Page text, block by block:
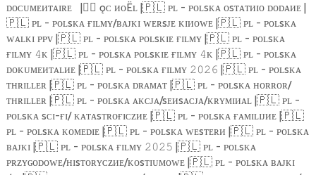
ᴅᴏᴄᴜᴍᴇᴎᴛᴀɪʀᴇ
|🏴‍☠️ ǫᴄ ᴎᴏËʟ |🇵🇱ᴘʟ - ᴘᴏʟsᴋᴀ ᴏsᴛᴀᴛᴎɪᴏ ᴅᴏᴅᴀᴎᴇ |
🇵🇱ᴘʟ - ᴘᴏʟsᴋᴀ ғɪʟᴍʏ/ʙᴀᴊᴋɪ ᴡᴇʀsᴊᴇ ᴋɪᴎᴏᴡᴇ |🇵🇱ᴘʟ - ᴘᴏʟsᴋᴀ
ᴡᴀʟᴋɪ ᴘᴘᴠ |🇵🇱ᴘʟ - ᴘᴏʟsᴋᴀ ᴘᴏʟsᴋɪᴇ ғɪʟᴍʏ |🇵🇱ᴘʟ - ᴘᴏʟsᴋᴀ
ғɪʟᴍʏ 𝟺ᴋ |🇵🇱ᴘʟ - ᴘᴏʟsᴋᴀ ᴘᴏʟsᴋɪᴇ ғɪʟᴍʏ 𝟺ᴋ |🇵🇱ᴘʟ - ᴘᴏʟsᴋᴀ
ᴅᴏᴋᴜᴍᴇᴎᴛᴀʟᴎᴇ |🇵🇱ᴘʟ - ᴘᴏʟsᴋᴀ ғɪʟᴍʏ 𝟸𝟶𝟸𝟼 |🇵🇱ᴘʟ - ᴘᴏʟsᴋᴀ
ᴛʜʀɪʟʟᴇʀ |🇵🇱ᴘʟ - ᴘᴏʟsᴋᴀ ᴅʀᴀᴍᴀᴛ |🇵🇱ᴘʟ - ᴘᴏʟsᴋᴀ ʜᴏʀʀᴏʀ/
ᴛʜʀɪʟʟᴇʀ |🇵🇱ᴘʟ - ᴘᴏʟsᴋᴀ ᴀᴋᴄᴊᴀ/sᴇᴎsᴀᴄᴊᴀ/ᴋʀʏᴍɪᴎᴀʟ |🇵🇱ᴘʟ -
ᴘᴏʟsᴋᴀ sᴄɪ-ғɪ/ ᴋᴀᴛᴀsᴛʀᴏғɪᴄᴢᴎᴇ |🇵🇱ᴘʟ - ᴘᴏʟsᴋᴀ ғᴀᴍɪʟɪᴊᴎᴇ |🇵🇱
ᴘʟ - ᴘᴏʟsᴋᴀ ᴋᴏᴍᴇᴅɪᴇ |🇵🇱ᴘʟ - ᴘᴏʟsᴋᴀ ᴡᴇsᴛᴇʀᴎ |🇵🇱ᴘʟ - ᴘᴏʟsᴋᴀ
ʙᴀᴊᴋɪ |🇵🇱ᴘʟ - ᴘᴏʟsᴋᴀ ғɪʟᴍʏ 𝟸𝟶𝟸𝟻 |🇵🇱ᴘʟ - ᴘᴏʟsᴋᴀ
ᴘʀᴢʏɢᴏᴅᴏᴡᴇ/ʜɪsᴛᴏʀʏᴄᴢᴎᴇ/ᴋᴏsᴛɪᴜᴍᴏᴡᴇ |🇵🇱ᴘʟ - ᴘᴏʟsᴋᴀ ʙᴀᴊᴋɪ